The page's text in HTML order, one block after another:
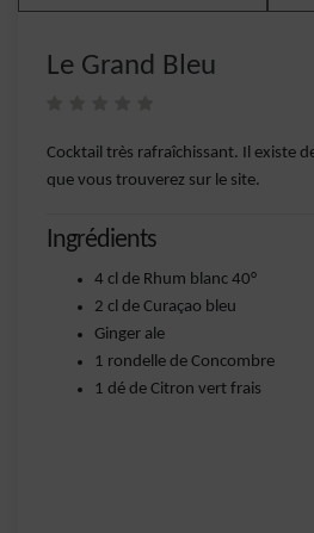
Le Grand Bleu
Cocktail très rafraîchissant. Il existe
que vous trouverez sur le site.
Ingrédients
4 cl de Rhum blanc 40°
2 cl de Curaçao bleu
Ginger ale
1 rondelle de Concombre
1 dé de Citron vert frais